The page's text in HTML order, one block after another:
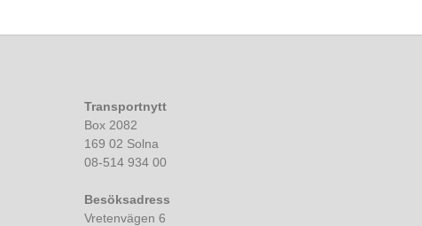
Transportnytt
Box 2082
169 02 Solna
08-514 934 00
Besöksadress
Vretenvägen 6